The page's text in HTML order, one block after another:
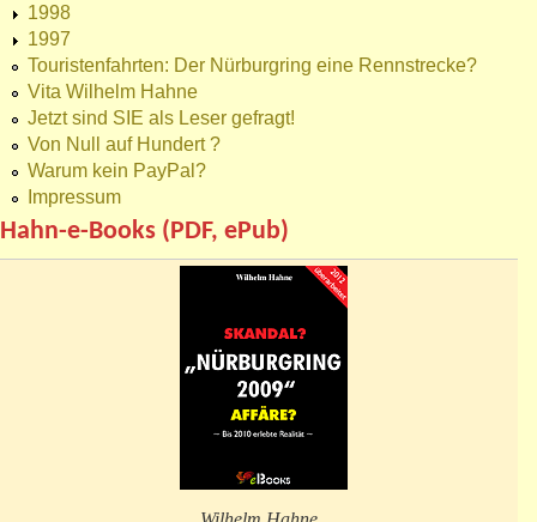
1998
1997
Touristenfahrten: Der Nürburgring eine Rennstrecke?
Vita Wilhelm Hahne
Jetzt sind SIE als Leser gefragt!
Von Null auf Hundert ?
Warum kein PayPal?
Impressum
Hahn-e-Books (PDF, ePub)